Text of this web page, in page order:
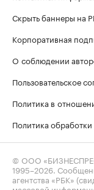
Скрыть баннеры на
Корпоративная
О соблюдении
Пользовательское
Политика в
Политика
© ООО
1995–2026.
агентства «РБК»